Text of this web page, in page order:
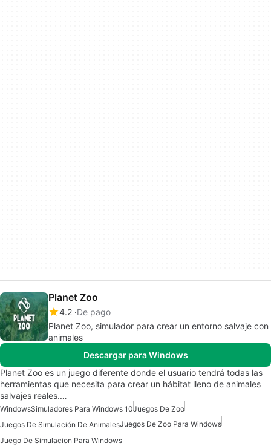
Planet Zoo
4.2 De pago
Planet Zoo, simulador para crear un entorno salvaje con
animales
Descargar para Windows
Planet Zoo es un juego diferente donde el usuario tendrá todas las
herramientas que necesita para crear un hábitat lleno de animales
salvajes reales.…
WindowsSimuladores Para Windows 10Juegos De Zoo
Juegos De Simulación De AnimalesJuegos De Zoo Para Windows
Juego De Simulacion Para Windows